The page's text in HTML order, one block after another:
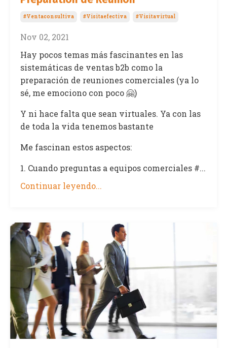
#ventaconsultiva #visitaefectiva #visitavirtual
Nov 02, 2021
Hay pocos temas más fascinantes en las
sistemáticas de ventas b2b como la
preparación de reuniones comerciales (ya lo
sé, me emociono con poco 🤗)
Y ni hace falta que sean virtuales. Ya con las
de toda la vida tenemos bastante
Me fascinan estos aspectos:
1. Cuando preguntas a equipos comerciales #...
Continuar leyendo...